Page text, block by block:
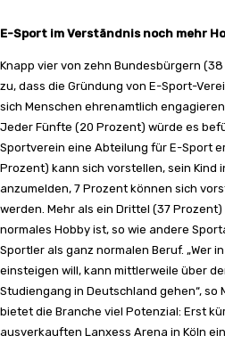
E-Sport im Verständnis noch mehr
Knapp vier von zehn Bundesbürgern
zu, dass die Gründung von E-Sport-
sich Menschen ehrenamtlich
Jeder Fünfte (20 Prozent) würde es
Sportverein eine Abteilung für E-Sport
Prozent) kann sich vorstellen, sein Kind
anzumelden, 7 Prozent können sich
werden. Mehr als ein Drittel (37
normales Hobby ist, so wie andere
Sportler als ganz normalen Beruf. „Wer
einsteigen will, kann mittlerweile über
Studiengang in Deutschland gehen“, so
bietet die Branche viel Potenzial: Erst
ausverkauften Lanxess Arena in Köln